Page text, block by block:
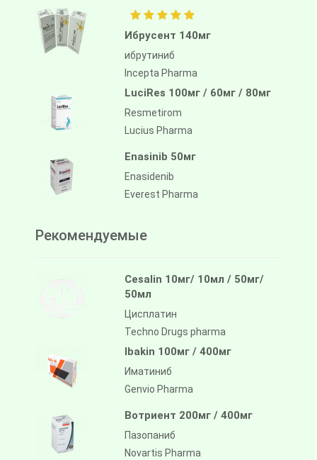
Ибрусент 140мг
ибрутиниб
Incepta Pharma
LuciRes 100мг / 60мг / 80мг
Resmetirom
Lucius Pharma
Enasinib 50мг
Enasidenib
Everest Pharma
Рекомендуемые
Cesalin 10мг/ 10мл / 50мг/
50мл
Цисплатин
Techno Drugs pharma
Ibakin 100мг / 400мг
Иматиниб
Genvio Pharma
Вотриент 200мг / 400мг
Пазопаниб
Novartis Pharma